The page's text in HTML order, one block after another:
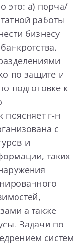
это: а) порча/
работы
бизнесу
по защите и
подготовке к
поясняет г-н
с
и
таких
а также
Задачи по
систем